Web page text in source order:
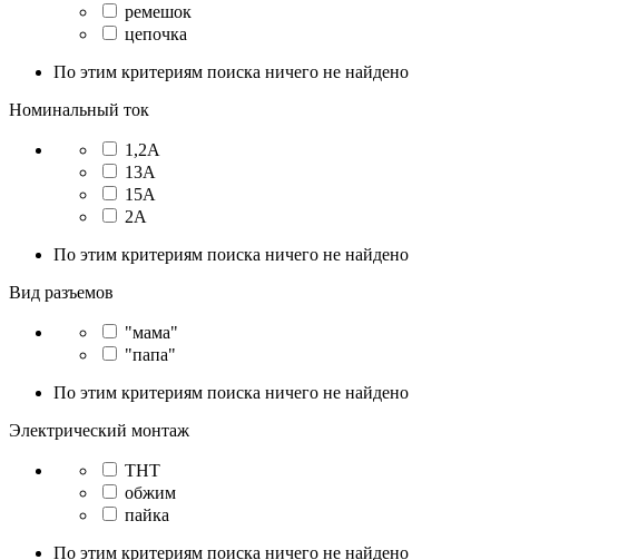
ремешок
цепочка
По этим критериям поиска ничего не найдено
Номинальный ток
1,2А
13А
15А
2А
По этим критериям поиска ничего не найдено
Вид разъемов
"мама"
"папа"
По этим критериям поиска ничего не найдено
Электрический монтаж
THT
обжим
пайка
По этим критериям поиска ничего не найдено